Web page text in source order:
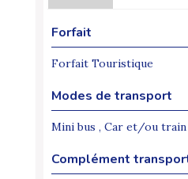
Forfait
Forfait Touristique
Modes de transport
Mini bus , Car et/ou
Complément